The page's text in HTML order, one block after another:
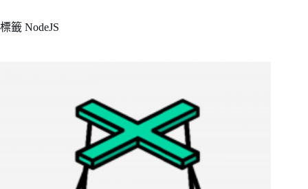
標籤 NodeJS